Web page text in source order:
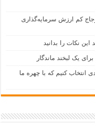
کم ارزش سرمایه‌گذاری
این نکات را بدانید
یک لبخند ماندگار
کنیم که با چهره ما